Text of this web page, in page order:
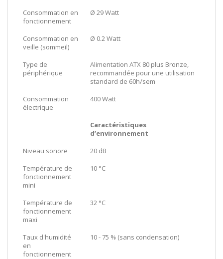
Consommation en
fonctionnement
Ø 29 Watt
Consommation en
veille (sommeil)
Ø 0.2 Watt
Type de
périphérique
Alimentation ATX 80 plus Bronze,
recommandée pour une utilisation
standard de 60h/sem
Consommation
électrique
400 Watt
Caractéristiques
d’environnement
Niveau sonore
20 dB
Température de
fonctionnement
mini
10 °C
Température de
fonctionnement
maxi
32 °C
Taux d'humidité
en
fonctionnement
10 - 75 % (sans condensation)